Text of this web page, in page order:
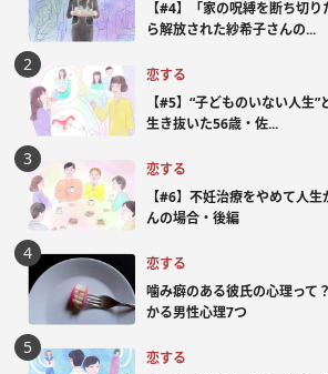
【#4】「家の呪縛を断ち切
ら解放された紗希子さんの...
恋する
【#5】“子どものいない人
生き抜いた56歳・佐...
恋する
【#6】不妊治療をやめて人
んの場合・後編
恋する
噛み癖のある彼氏の心理って
かる男性心理7つ
恋する